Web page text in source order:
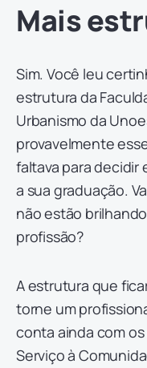
Mais
Sim. Você leu
estrutura da
Urbanismo da
provavelmente
faltava para decidir
a sua graduação.
não estão
profissão?
A estrutura que
torne um
conta ainda com
Serviço à